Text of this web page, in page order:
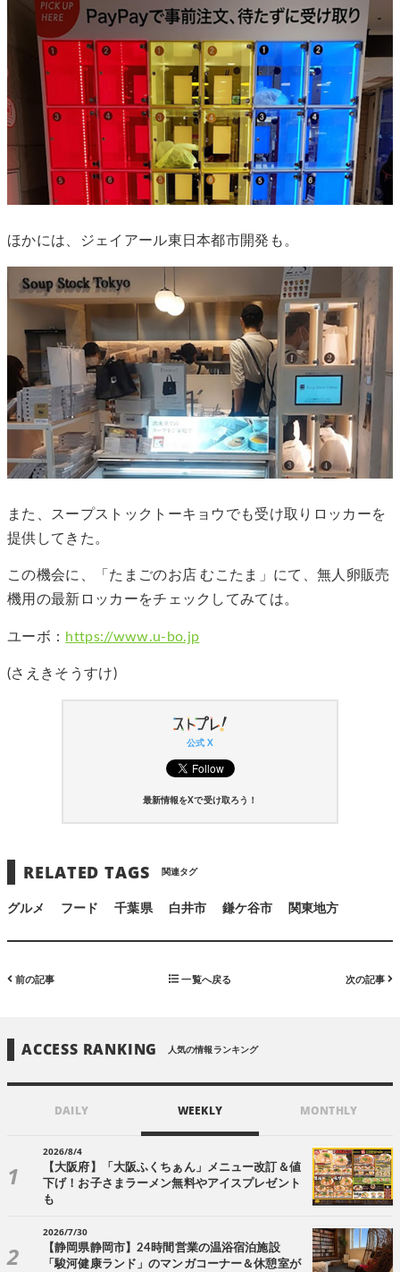
ほかには、ジェイアール東日本都市開発も。
また、スープストックトーキョウでも受け取りロッカーを
提供してきた。
この機会に、「たまごのお店 むこたま」にて、無人卵販売
機用の最新ロッカーをチェックしてみては。
ユーボ： https://www.u-bo.jp
(さえきそうすけ)
公式 X
最新情報をXで受け取ろう！
RELATED TAGS 関連タグ
グルメ フード 千葉県 白井市 鎌ケ谷市 関東地方
前の記事 一覧へ戻る 次の記事
ACCESS RANKING 人気の情報ランキング
DAILY WEEKLY MONTHLY
2026/8/4
【大阪府】「大阪ふくちぁん」メニュー改訂＆値
下げ！お子さまラーメン無料やアイスプレゼント
も
2026/7/30
【静岡県静岡市】24時間営業の温浴宿泊施設
「駿河健康ランド」のマンガコーナー＆休憩室が